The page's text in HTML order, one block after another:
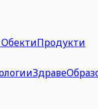
Продукти
Здраве